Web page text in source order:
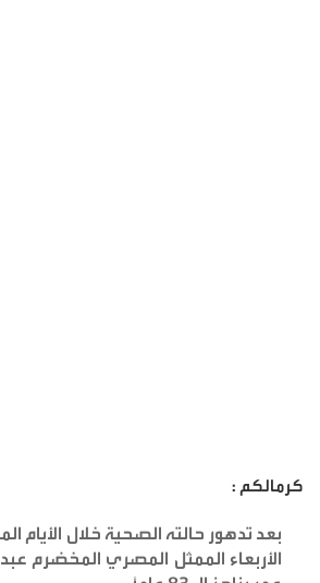
كرمالكم :
بعد تدهور حالته الصحية خلال الأيام
الأربعاء الممثل المصري المخضرم